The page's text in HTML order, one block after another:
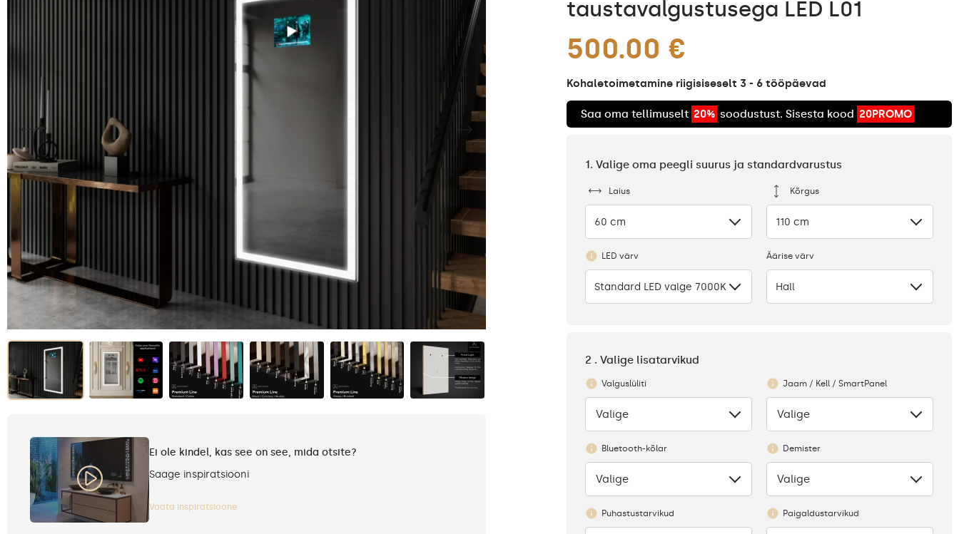
Ei ole kindel, kas see on see, mida otsite?
Saage inspiratsiooni
Vaata inspiratsioone
taustavalgustusega LED L01
500.00 €
Kohaletoimetamine riigisiseselt 3 - 6 tööpäevad
Saa oma tellimuselt 20% soodustust. Sisesta kood 20PROMO
1. Valige oma peegli suurus ja standardvarustus
Laius
60 cm
Kõrgus
110 cm
LED värv
Standard LED valge 7000K
Äärise värv
Hall
2 . Valige lisatarvikud
Valguslüliti
Puudub
Valige
Jaam / Kell / SmartPanel
Puudub
Valige
Bluetooth-kõlar
Puudub
Valige
Demister
Puudub
Valige
Puhastustarvikud Paigaldustarvikud